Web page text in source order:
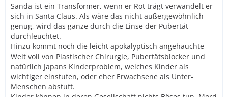
Sanda ist ein Transformer, wenn er Rot trägt verwandelt er
sich in Santa Claus. Als wäre das nicht außergewöhnlich
genug, wird das ganze durch die Linse der Pubertät
durchleuchtet.
Hinzu kommt noch die leicht apokalyptisch angehauchte
Welt voll von Plastischer Chirurgie, Pubertätsblocker und
natürlich Japans Kinderproblem, welches Kinder als
wichtiger einstufen, oder eher Erwachsene als Unter-
Menschen abstuft.